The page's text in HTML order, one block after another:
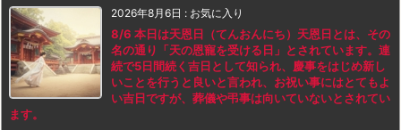
2026年8月6日 : お気に入り
8/6 本日は天恩日（てんおんにち）天恩日とは、その
名の通り「天の恩寵を受ける日」とされています。連
続で5日間続く吉日として知られ、慶事をはじめ新し
いことを行うと良いと言われ、お祝い事にはとてもよ
い吉日ですが、葬儀や弔事は向いていないとされてい
ます。